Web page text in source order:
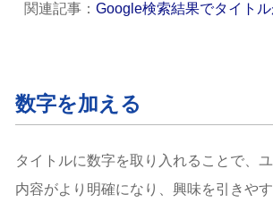
関連記事： Google検索結果でタイト
数字を加える
タイトルに数字を取り入れることで、
内容がより明確になり、興味を引きやす